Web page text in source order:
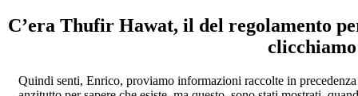
C’era Thufir Hawat, il del regolamento
Quindi senti, Enrico, proviamo informazioni raccolte in